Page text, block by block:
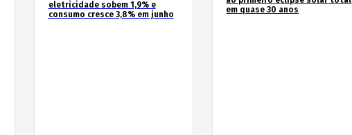
eletricidade sobem 1,9% e
consumo cresce 3,8% em junho
em quase 30 anos